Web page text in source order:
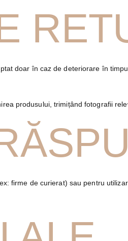
doar în caz de deteriorare în
produsului, trimițând fotografii
firme de curierat) sau pentru